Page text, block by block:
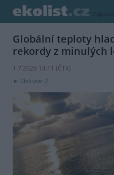
/
Globální teploty
rekordy z minulých
1.7.2026 14:11 (ČTK)
Diskuse: 2